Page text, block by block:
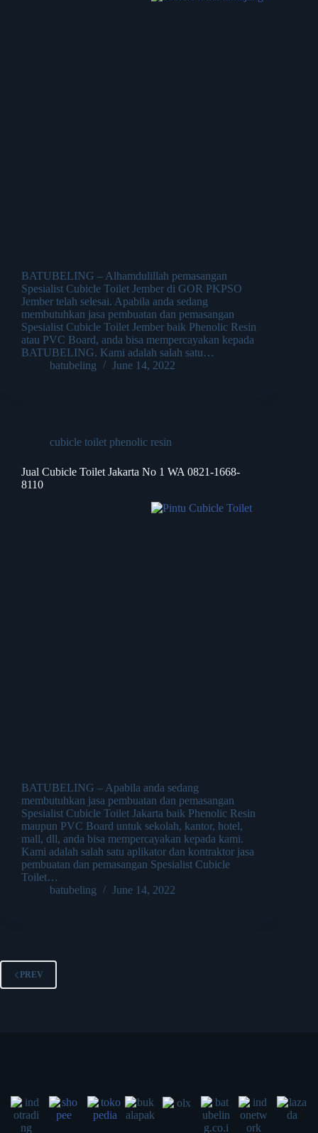
BATUBELING – Alhamdulillah pemasangan
Spesialist Cubicle Toilet Jember di GOR PKPSO
Jember telah selesai. Apabila anda sedang
membutuhkan jasa pembuatan dan pemasangan
Spesialist Cubicle Toilet Jember baik Phenolic Resin
atau PVC Board, anda bisa mempercayakan kepada
BATUBELING. Kami adalah salah satu…
batubeling
June 14, 2022
cubicle toilet phenolic resin
Jual Cubicle Toilet Jakarta No 1 WA 0821-1668-
8110
BATUBELING – Apabila anda sedang
membutuhkan jasa pembuatan dan pemasangan
Spesialist Cubicle Toilet Jakarta baik Phenolic Resin
maupun PVC Board untuk sekolah, kantor, hotel,
mall, dll, anda bisa mempercayakan kepada kami.
Kami adalah salah satu aplikator dan kontraktor jasa
pembuatan dan pemasangan Spesialist Cubicle
Toilet…
batubeling
June 14, 2022
PREV